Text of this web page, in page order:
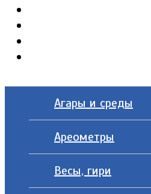
Агары и среды
Ареометры
Весы, гири